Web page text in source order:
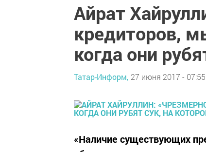
Айрат
кредиторов,
когда они
Татар-Информ, 27 июня 2017 - 07:55
«Наличие существующих